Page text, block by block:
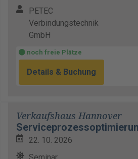
PETEC
Verbindungstechnik
GmbH
noch freie Plätze
Details & Buchung
Verkaufshaus Hannover
22. 10. 2026